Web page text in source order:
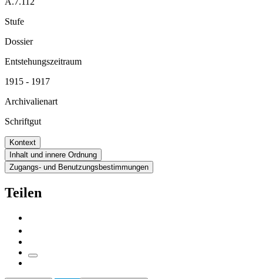
Stufe
Dossier
Entstehungszeitraum
1915 - 1917
Archivalienart
Schriftgut
Kontext
Inhalt und innere Ordnung
Zugangs- und Benutzungsbestimmungen
Teilen